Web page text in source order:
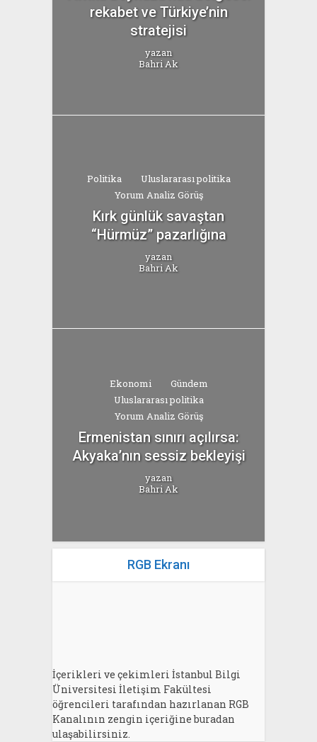
rekabet ve Türkiye’nin
stratejisi
yazan
Bahri Ak
Politika
Uluslararası politika
Yorum Analiz Görüş
Kırk günlük savaştan
“Hürmüz” pazarlığına
yazan
Bahri Ak
Ekonomi
Gündem
Uluslararası politika
Yorum Analiz Görüş
Ermenistan sınırı açılırsa:
Akyaka’nın sessiz bekleyişi
yazan
Bahri Ak
RGB Ekranı
İçerikleri ve çekimleri İstanbul Bilgi
Üniversitesi İletişim Fakültesi
öğrencileri tarafından hazırlanan RGB
Kanalının zengin içeriğine buradan
ulaşabilirsiniz.